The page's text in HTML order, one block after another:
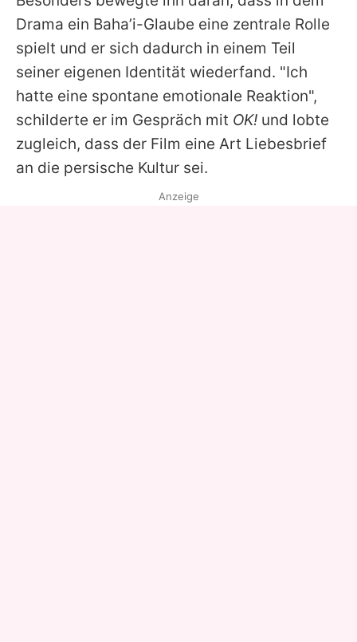
Drama ein Baha’i-Glaube eine zentrale Rolle
spielt und er sich dadurch in einem Teil
seiner eigenen Identität wiederfand. "Ich
hatte eine spontane emotionale Reaktion",
schilderte er im Gespräch mit OK! und lobte
zugleich, dass der Film eine Art Liebesbrief
an die persische Kultur sei.
Anzeige